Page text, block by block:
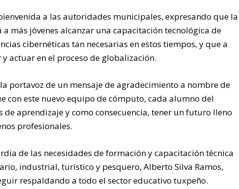
a las autoridades municipales, expresando que la
más jóvenes alcanzar una capacitación tecnológica de
cibernéticas tan necesarias en estos tiempos, y que a
actuar en el proceso de globalización.
portavoz de un mensaje de agradecimiento a nombre de
este nuevo equipo de cómputo, cada alumno del
aprendizaje y como consecuencia, tener un futuro lleno
profesionales.
de las necesidades de formación y capacitación técnica
industrial, turístico y pesquero, Alberto Silva Ramos,
respaldando a todo el sector educativo tuxpeño.